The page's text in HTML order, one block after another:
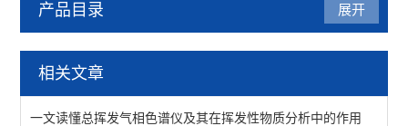
产品目录
医疗器械/药品/环境/生物
展开
相关文章
一文读懂总挥发气相色谱仪及其在挥发性物质分析中的作用